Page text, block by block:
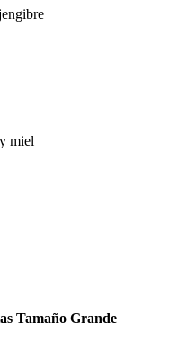
miel
Tamaño Grande